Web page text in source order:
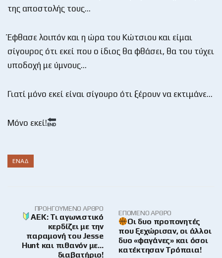
της αποστολής τους…
Έφθασε λοιπόν και η ώρα του Κώτσιου και είμαι
σίγουρος ότι εκεί που ο ίδιος θα φθάσει, θα του τύχει
υποδοχή με ύμνους…
Γιατί μόνο εκεί είναι σίγουρο ότι ξέρουν να εκτιμάνε…
Μόνο εκεί!
ΕΝΑΔ
ΠΡΟΗΓΟΎΜΕΝΟ ΆΡΘΡΟ
AEK: Τι αγωνιστικό
κερδίζει με την
παραμονή του Jesse
Hunt και πιθανόν με…
διαβατήριο!
ΕΠΌΜΕΝΟ ΆΡΘΡΟ
Οι δυο προπονητές
που ξεχώρισαν, οι άλλοι
δυο «φαγάνες» και όσοι
κατέκτησαν Τρόπαια!